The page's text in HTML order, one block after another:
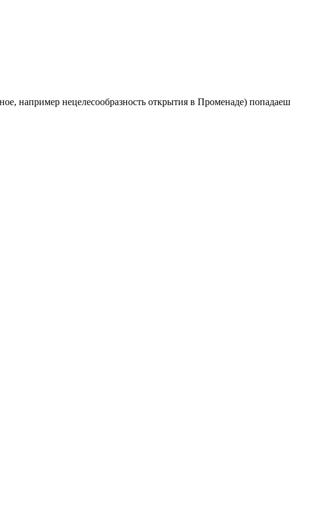
например нецелесообразность открытия в Променаде) попадаеш